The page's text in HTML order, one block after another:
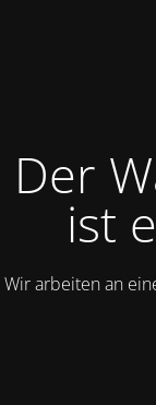
Der
ist
Wir arbeiten an